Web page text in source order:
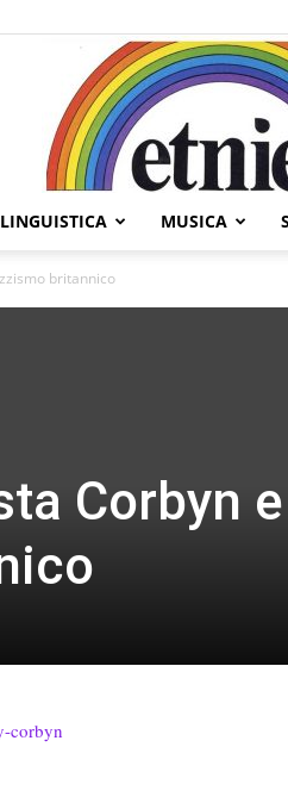
LINGUISTICA MUSICA
britannico
Corbyn